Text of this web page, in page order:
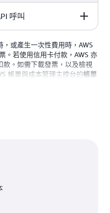
收取)
呼叫
(每個帳戶每月)
或產生一次性費用時，AWS
。若使用信用卡付款，AWS 亦
款。如需下載發票，以及檢視
帳單與成本管理主控台的帳單
名稱 (FQDN)：example.com
：*.example.com
USD) = 79 USD